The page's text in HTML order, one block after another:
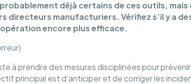
déjà certains de ces outils, mais
directeurs manufacturiers. Vérifiez s’il y a
encore plus efficace.
à prendre des mesures disciplinées pour
principal est d’anticiper et de corriger les